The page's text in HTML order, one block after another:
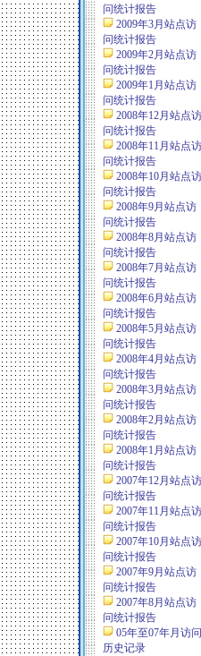
问统计报告
2009年3月站点访
问统计报告
2009年2月站点访
问统计报告
2009年1月站点访
问统计报告
2008年12月站点访
问统计报告
2008年11月站点访
问统计报告
2008年10月站点访
问统计报告
2008年9月站点访
问统计报告
2008年8月站点访
问统计报告
2008年7月站点访
问统计报告
2008年6月站点访
问统计报告
2008年5月站点访
问统计报告
2008年4月站点访
问统计报告
2008年3月站点访
问统计报告
2008年2月站点访
问统计报告
2008年1月站点访
问统计报告
2007年12月站点访
问统计报告
2007年11月站点访
问统计报告
2007年10月站点访
问统计报告
2007年9月站点访
问统计报告
2007年8月站点访
问统计报告
05年至07年月访问
历史记录